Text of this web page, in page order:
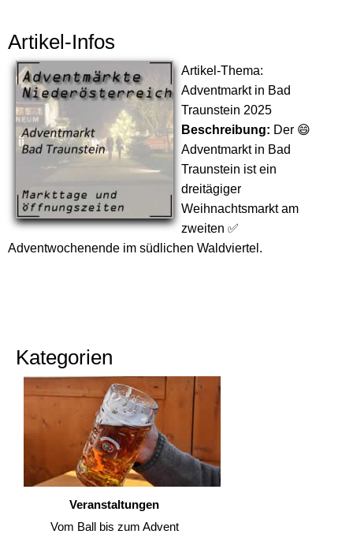
Artikel-Infos
Artikel-Thema:
Adventmarkt in Bad
Traunstein 2025
Beschreibung: Der 😄
Adventmarkt in Bad
Traunstein ist ein
dreitägiger
Weihnachtsmarkt am
zweiten ✅
Adventwochenende im südlichen Waldviertel.
Kategorien
Veranstaltungen
Vom Ball bis zum Advent